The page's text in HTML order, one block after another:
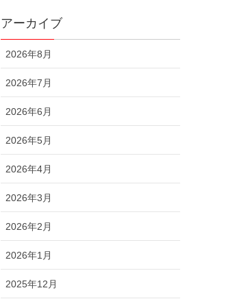
アーカイブ
2026年8月
2026年7月
2026年6月
2026年5月
2026年4月
2026年3月
2026年2月
2026年1月
2025年12月